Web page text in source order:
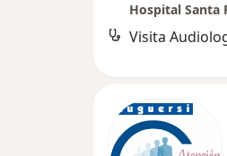
Hospital Santa
Visita